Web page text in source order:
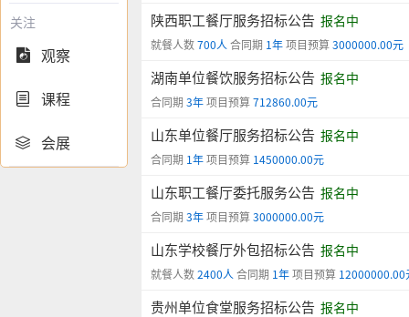
关注
 观察
 课程
 会展
陕西职工餐厅服务招标公告 报名中
就餐人数700人 合同期 1年项目预算3000000.00元
湖南单位餐饮服务招标公告 报名中
合同期 3年项目预算712860.00元
山东单位餐厅服务招标公告 报名中
合同期 1年项目预算 1450000.00元
山东职工餐厅委托服务公告 报名中
合同期 3年项目预算3000000.00元
山东学校餐厅外包招标公告 报名中
就餐人数2400人 合同期 1年项目预算 12000000.00
贵州单位食堂服务招标公告 报名中